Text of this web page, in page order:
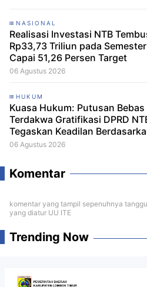
NASIONAL
Realisasi Investasi NTB
Rp33,73 Triliun pada
Capai 51,26 Persen Target
06 Agustus 2026
HUKUM
Kuasa Hukum: Putusan Bebas
Terdakwa Gratifikasi DPRD
Tegaskan Keadilan
Persidangan
06 Agustus 2026
Komentar
komentar yang tampil sepenuhnya
yang diatur UU ITE
Trending Now